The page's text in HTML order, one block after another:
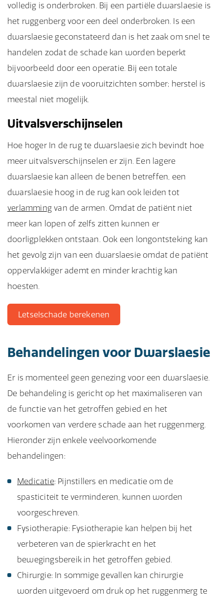
volledig is onderbroken. Bij een partiële dwarslaesie is
het ruggenberg voor een deel onderbroken. Is een
dwarslaesie geconstateerd dan is het zaak om snel te
handelen zodat de schade kan worden beperkt
bijvoorbeeld door een operatie. Bij een totale
dwarslaesie zijn de vooruitzichten somber; herstel is
meestal niet mogelijk.
Uitvalsverschijnselen
Hoe hoger In de rug te dwarslaesie zich bevindt hoe
meer uitvalsverschijnselen er zijn. Een lagere
dwarslaesie kan alleen de benen betreffen, een
dwarslaesie hoog in de rug kan ook leiden tot
verlamming van de armen. Omdat de patiënt niet
meer kan lopen of zelfs zitten kunnen er
doorligplekken ontstaan. Ook een longontsteking kan
het gevolg zijn van een dwarslaesie omdat de patiënt
oppervlakkiger ademt en minder krachtig kan
hoesten.
Letselschade berekenen
Behandelingen voor Dwarslaesie
Er is momenteel geen genezing voor een dwarslaesie.
De behandeling is gericht op het maximaliseren van
de functie van het getroffen gebied en het
voorkomen van verdere schade aan het ruggenmerg.
Hieronder zijn enkele veelvoorkomende
behandelingen:
Medicatie: Pijnstillers en medicatie om de
spasticiteit te verminderen, kunnen worden
voorgeschreven.
Fysiotherapie: Fysiotherapie kan helpen bij het
verbeteren van de spierkracht en het
bewegingsbereik in het getroffen gebied.
Chirurgie: In sommige gevallen kan chirurgie
worden uitgevoerd om druk op het ruggenmerg te